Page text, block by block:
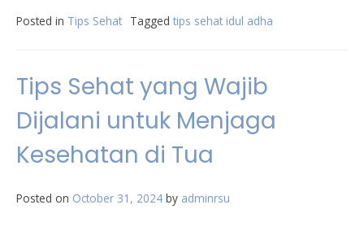
Posted in Tips Sehat Tagged tips sehat idul adha
Tips Sehat yang Wajib
Dijalani untuk Menjaga
Kesehatan di Tua
Posted on October 31, 2024 by adminrsu